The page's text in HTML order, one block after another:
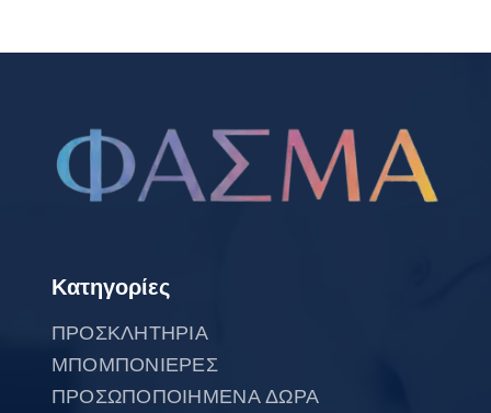
Κατηγορίες
ΠΡΟΣΚΛΗΤΗΡΙΑ
ΜΠΟΜΠΟΝΙΕΡΕΣ
ΠΡΟΣΩΠΟΠΟΙΗΜΕΝΑ ΔΩΡΑ